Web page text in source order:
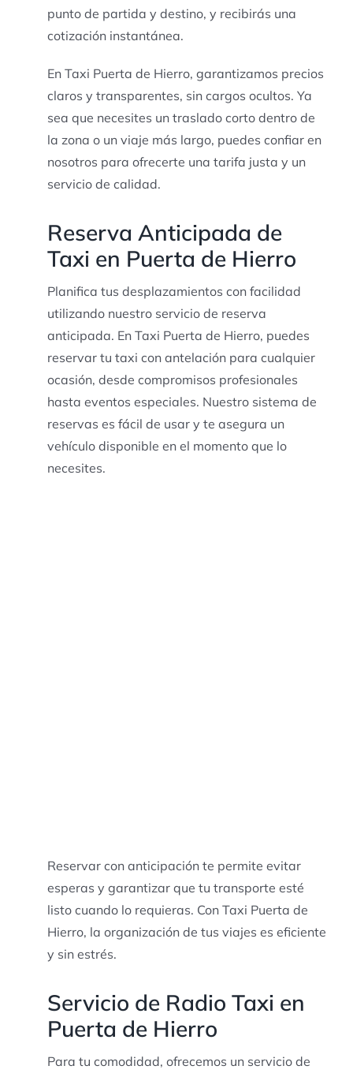
punto de partida y destino, y recibirás una
cotización instantánea.
En Taxi Puerta de Hierro, garantizamos precios
claros y transparentes, sin cargos ocultos. Ya
sea que necesites un traslado corto dentro de
la zona o un viaje más largo, puedes confiar en
nosotros para ofrecerte una tarifa justa y un
servicio de calidad.
Reserva Anticipada de
Taxi en Puerta de Hierro
Planifica tus desplazamientos con facilidad
utilizando nuestro servicio de reserva
anticipada. En Taxi Puerta de Hierro, puedes
reservar tu taxi con antelación para cualquier
ocasión, desde compromisos profesionales
hasta eventos especiales. Nuestro sistema de
reservas es fácil de usar y te asegura un
vehículo disponible en el momento que lo
necesites.
Reservar con anticipación te permite evitar
esperas y garantizar que tu transporte esté
listo cuando lo requieras. Con Taxi Puerta de
Hierro, la organización de tus viajes es eficiente
y sin estrés.
Servicio de Radio Taxi en
Puerta de Hierro
Para tu comodidad, ofrecemos un servicio de